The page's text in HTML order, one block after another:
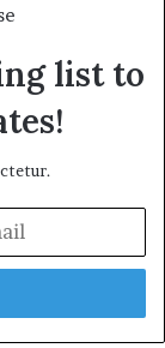
list to